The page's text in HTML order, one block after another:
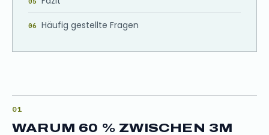
Häufig gestellte Fragen
WARUM 60 % ZWISCHEN 3M